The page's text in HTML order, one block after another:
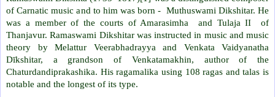
of Carnatic music and to him was born - Muthuswami Dikshitar. He
was a member of the courts of Amarasimha and Tulaja II of
Thanjavur. Ramaswami Dikshitar was instructed in music and music
theory by Melattur Veerabhadrayya and Venkata Vaidyanatha
Dīkshitar, a grandson of Venkatamakhin, author of the
Chaturdandiprakashika. His ragamalika using 108 ragas and talas is
notable and the longest of its type.